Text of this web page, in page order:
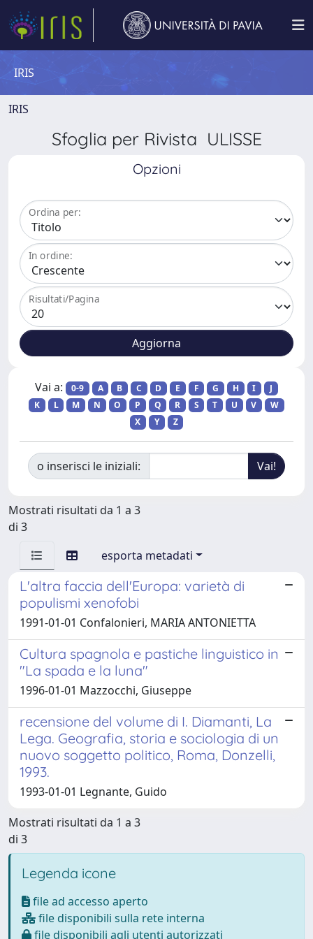
IRIS
IRIS
Sfoglia per Rivista ULISSE
Opzioni
Ordina per:
In ordine:
Risultati/Pagina
Vai a: 0-9 A B C D E F G H I
J
K
L M N O P Q R S T U V
W
X
Y Z
o inserisci le iniziali:
Mostrati risultati da 1 a 3
di 3
esporta metadati
L'altra faccia dell'Europa: varietà di
populismi xenofobi
1991-01-01 Confalonieri, MARIA ANTONIETTA
Cultura spagnola e pastiche linguistico in
"La spada e la luna"
1996-01-01 Mazzocchi, Giuseppe
recensione del volume di I. Diamanti, La
Lega. Geografia, storia e sociologia di un
nuovo soggetto politico, Roma, Donzelli,
1993.
1993-01-01 Legnante, Guido
Mostrati risultati da 1 a 3
di 3
Legenda icone
file ad accesso aperto
file disponibili sulla rete interna
file disponibili agli utenti autorizzati